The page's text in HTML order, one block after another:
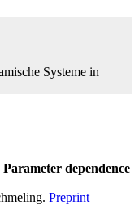
Systeme in
dependence
Preprint